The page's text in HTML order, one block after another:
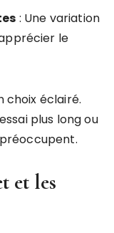
: Une variation
le
choix éclairé.
plus long ou
et les